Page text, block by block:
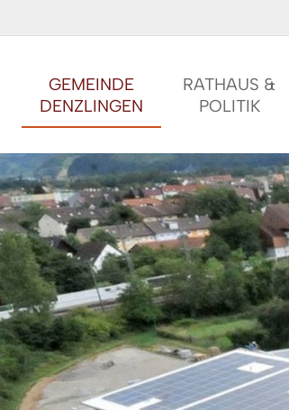
GEMEINDE
DENZLINGEN
RATHAUS &
POLITIK